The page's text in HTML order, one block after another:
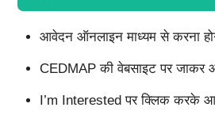
आवेदन ऑनलाइन माध्यम से करना
CEDMAP की वेबसाइट पर जाकर
I’m Interested पर क्लिक करके